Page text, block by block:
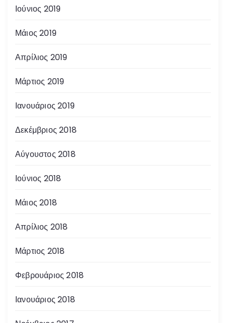
Ιούνιος 2019
Μάιος 2019
Απρίλιος 2019
Μάρτιος 2019
Ιανουάριος 2019
Δεκέμβριος 2018
Αύγουστος 2018
Ιούνιος 2018
Μάιος 2018
Απρίλιος 2018
Μάρτιος 2018
Φεβρουάριος 2018
Ιανουάριος 2018